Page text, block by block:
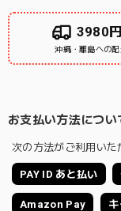
3980
沖縄・離島への
お支払い方法につい
次の方法がご利用いた
PAY ID あと払い
Amazon Pay